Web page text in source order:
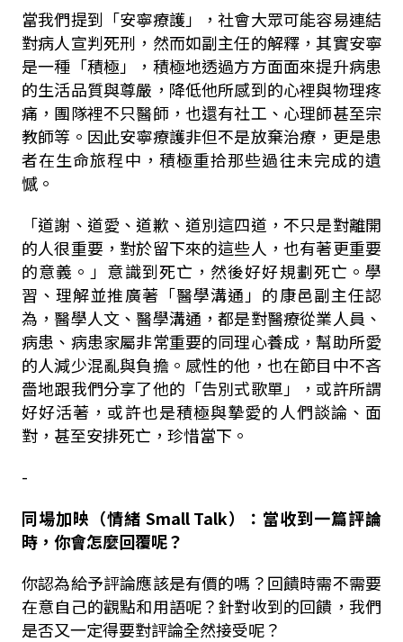
當我們提到「安寧療護」，社會大眾可能容易連結
對病人宣判死刑，然而如副主任的解釋，其實安寧
是一種「積極」，積極地透過方方面面來提升病患
的生活品質與尊嚴，降低他所感到的心裡與物理疼
痛，團隊裡不只醫師，也還有社工、心理師甚至宗
教師等。因此安寧療護非但不是放棄治療，更是患
者在生命旅程中，積極重拾那些過往未完成的遺
憾。
「道謝、道愛、道歉、道別這四道，不只是對離開
的人很重要，對於留下來的這些人，也有著更重要
的意義。」意識到死亡，然後好好規劃死亡。學
習、理解並推廣著「醫學溝通」的康邑副主任認
為，醫學人文、醫學溝通，都是對醫療從業人員、
病患、病患家屬非常重要的同理心養成，幫助所愛
的人減少混亂與負擔。感性的他，也在節目中不吝
嗇地跟我們分享了他的「告別式歌單」，或許所謂
好好活著，或許也是積極與摯愛的人們談論、面
對，甚至安排死亡，珍惜當下。
-
同場加映（情緒 Small Talk）：當收到一篇評論
時，你會怎麼回覆呢？
你認為給予評論應該是有價的嗎？回饋時需不需要
在意自己的觀點和用語呢？針對收到的回饋，我們
是否又一定得要對評論全然接受呢？